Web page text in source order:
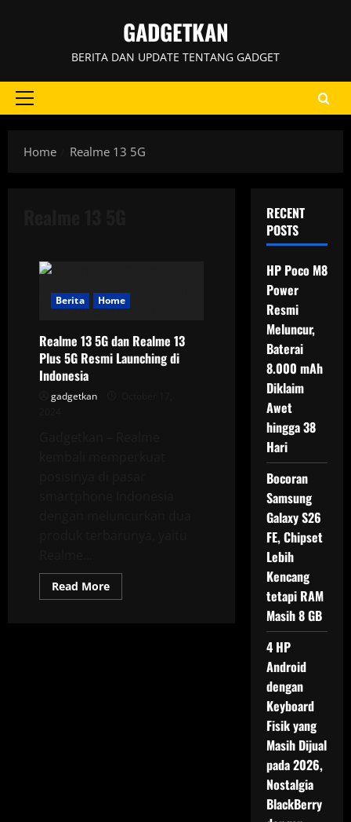
GADGETKAN
BERITA DAN UPDATE TENTANG GADGET
Primary
Home
Realme 13 5G
Berita Home
Realme 13 5G dan Realme 13
Plus 5G Resmi Launching di
Indonesia
gadgetkan
Read MoreRead
more
RECENT
POSTS
HP Poco M8
Power
Resmi
Meluncur,
Baterai
8.000 mAh
Diklaim
Awet
hingga 38
Hari
Bocoran
Samsung
Galaxy S26
FE, Chipset
Lebih
Kencang
tetapi RAM
Masih 8 GB
4 HP
Android
dengan
Keyboard
Fisik yang
Masih Dijual
pada 2026,
Nostalgia
BlackBerry